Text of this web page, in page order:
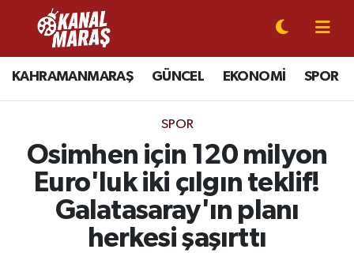
KAHRAMANMARAŞ GÜNCEL EKONOMİ SPOR
SPOR
Osimhen için 120 milyon
Euro'luk iki çılgın teklif!
Galatasaray'ın planı
herkesi şaşırttı
CANLI YAYIN
KAHRAMANMARAŞ
GÜNCEL
SPOR
SİYASET
Kahramanmaraş Nöbetçi Eczaneler
Kahramanmaraş Hava Durumu
Kahramanmaraş Namaz Vakitleri
Kahramanmaraş Trafik Yoğunluk Haritası
Süper Lig Puan Durumu ve Fikstür